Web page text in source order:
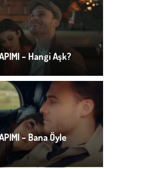
– Hangi Aşk?
– Bana Öyle